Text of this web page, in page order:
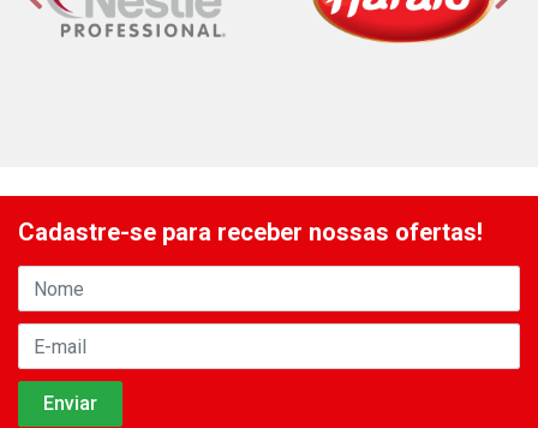
Cadastre-se para receber nossas ofertas!